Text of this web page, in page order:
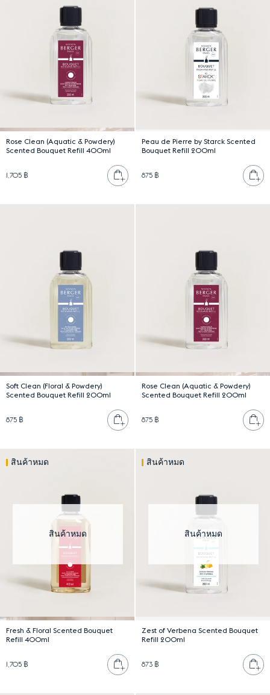
Rose Clean (Aquatic & Powdery)
Scented Bouquet Refill 400ml
1,705 ฿ เพิ่มลงตะกร้า
Peau de Pierre by Starck Scented
Bouquet Refill 200ml
875 ฿ เ
Soft Clean (Floral & Powdery)
Scented Bouquet Refill 200ml
875 ฿ เพิ่มลงตะกร้า
Rose Clean (Aquatic & Powdery)
Scented Bouquet Refill 200ml
875 ฿ เ
สินค้าหมด
Fresh & Floral Scented Bouquet
Refill 400ml
1,705 ฿ เพิ่มลงตะกร้า
สินค้าหมด
Zest of Verbena Scented Bouquet
Refill 200ml
873 ฿ เ